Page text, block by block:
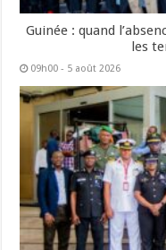
Guinée : quand
les
09h00 - 5 août 2026